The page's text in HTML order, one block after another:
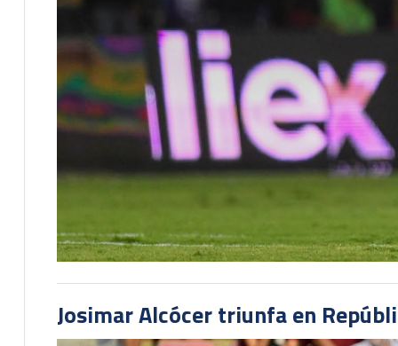
Josimar Alcócer triunfa en